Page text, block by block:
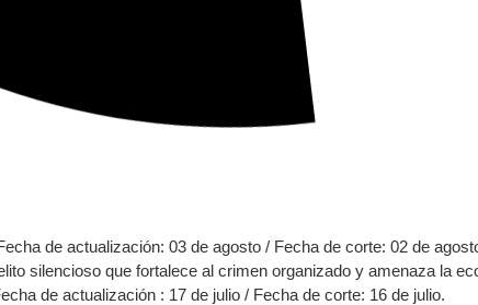
de actualización: 03 de agosto / Fecha de corte: 02 de
silencioso que fortalece al crimen organizado y amenaza la
de actualización : 17 de julio / Fecha de corte: 16 de julio.